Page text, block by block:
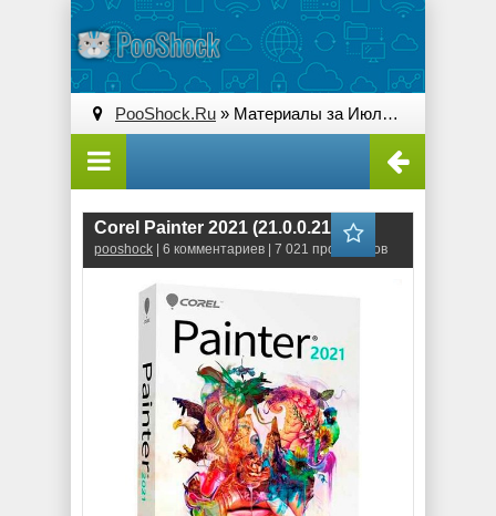
PooShock.Ru » Материалы за Июль 2020 года » Страница 3
Corel Painter 2021 (21.0.0.211)
pooshock | 6 комментариев | 7 021 просмотров